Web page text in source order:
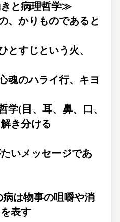
と病理哲学≫
、かりものであると
とすじという火、
魂のハライ行、キヨ
学(目、耳、鼻、口、
き分ける
いメッセージであ
は物事の咀嚼や消
表す